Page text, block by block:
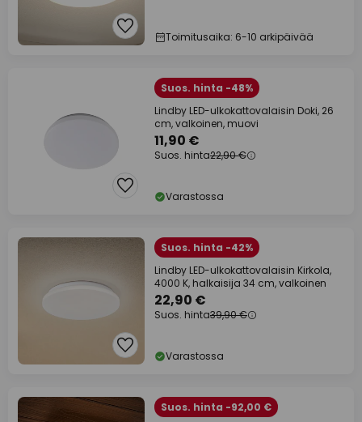
Toimitusaika: 6-10 arkipäivää
Suos. hinta -48%
Lindby LED-ulkokattovalaisin Doki, 26
cm, valkoinen, muovi
11,90 €
Suos. hinta22,90 €
Varastossa
Suos. hinta -42%
Lindby LED-ulkokattovalaisin Kirkola,
4000 K, halkaisija 34 cm, valkoinen
22,90 €
Suos. hinta39,90 €
Varastossa
Suos. hinta -92,00 €